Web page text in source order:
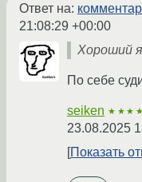
Ответ на:
21:08:29 +00:00
Хороший
По себе
seiken
23.08.2025
Показать